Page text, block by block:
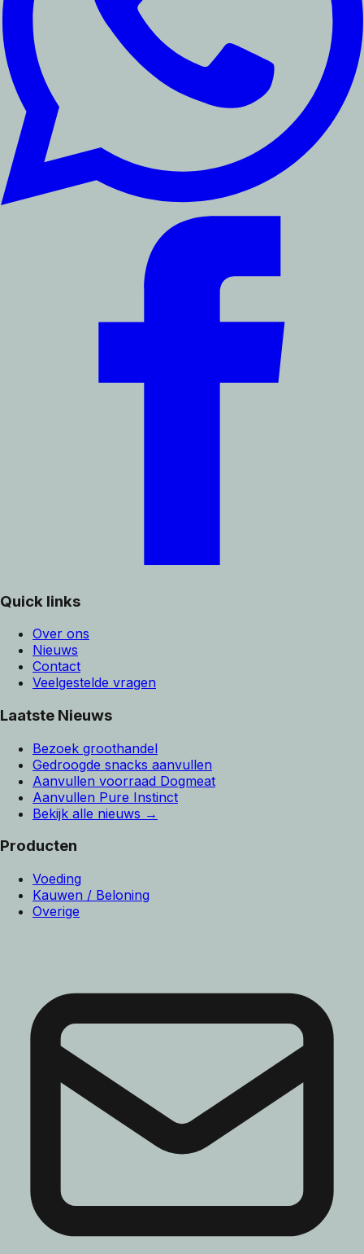
Quick links
Over ons
Nieuws
Contact
Veelgestelde vragen
Laatste Nieuws
Bezoek groothandel
Gedroogde snacks aanvullen
Aanvullen voorraad Dogmeat
Aanvullen Pure Instinct
Bekijk alle nieuws →
Producten
Voeding
Kauwen / Beloning
Overige